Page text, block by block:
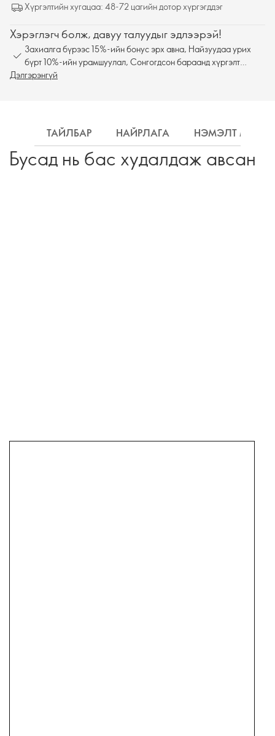
Хүргэлтийн хугацаа: 48-72 цагийн дотор хүргэгддэг
Хэрэглэгч болж, давуу талуудыг эдлээрэй!
Захиалга бүрээс 15%-ийн бонус эрх авна, Найзуудаа урих
бүрт 10%-ийн урамшуулал, Сонгогдсон бараанд хүргэлт
үнэгүй
Дэлгэрэнгүй
ТАЙЛБАР НАЙРЛАГА НЭМЭЛТ
Бусад нь бас худалдаж авсан